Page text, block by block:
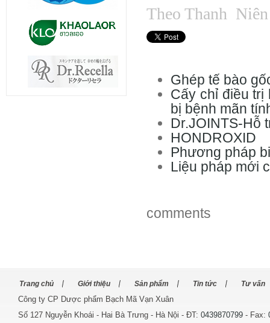
Theo Thanh
Ghép tế bào
Cấy chỉ điều trị
bị bệnh mãn
Dr.JOINTS-Hỗ
HONDROXID
Phương pháp
Liệu pháp mới
comments
Trang chủ Giới thiệu Sản phẩm Tin tức Tư vấn
Công ty CP Dược phẩm Bạch Mã Vạn Xuân
Số 127 Nguyễn Khoái - Hai Bà Trưng - Hà Nội - ĐT: 0439870799 - Fax: